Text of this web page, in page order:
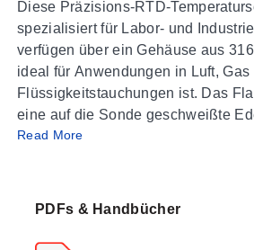
Diese Präzisions-RTD-
spezialisiert für Labor- und
verfügen über ein Gehäuse aus
ideal für Anwendungen in Luft, Gas
Flüssigkeitstauchungen ist. Das
eine auf die Sonde geschweißte
die eine einfache Montage und
Read More
PDFs & Handbücher